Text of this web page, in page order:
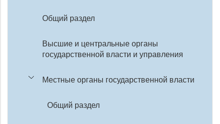
Общий раздел
Высшие и центральные органы
государственной власти и управления
Местные органы государственной власти
Общий раздел